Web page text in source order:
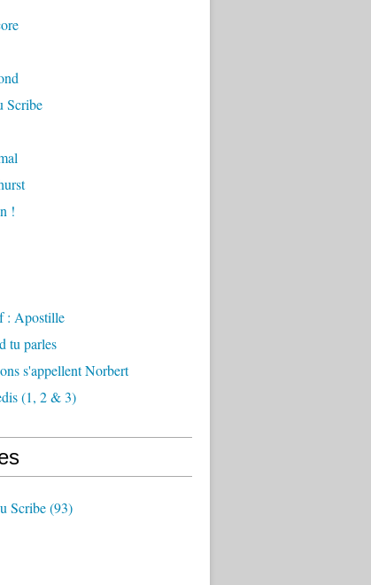
Scribe
!
: Apostille
tu parles
s'appellent Norbert
(1, 2 & 3)
Scribe(93)